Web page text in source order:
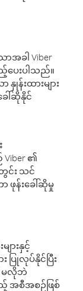
ခါ Viber
ေးပါသည်။
းထားများ
ါ်ဆိုနိုင်
၏
င်း သင်
န်းခေါ်ဆိုမှု
ားနှင့်
ပြုလုပ်နိုင်ပြီး
မလိုဘဲ
အစီအစဉ်ဖြစ်